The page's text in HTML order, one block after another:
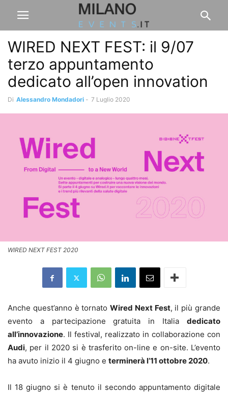
WIRED NEXT FEST: il 9/07
terzo appuntamento
dedicato all’open innovation
Di Alessandro Mondadori - 7 Luglio 2020
WIRED NEXT FEST 2020
Anche quest’anno è tornatoWired Next Fest, il più grande
evento a partecipazione gratuita in Italia dedicato
all’innovazione. Il festival, realizzato in collaborazione con
Audi, per il 2020 si è trasferito on-line e on-site. L’evento
ha avuto inizio il 4 giugno e terminerà l’11 ottobre 2020.
Il 18 giugno si è tenuto il secondo appuntamento digitale